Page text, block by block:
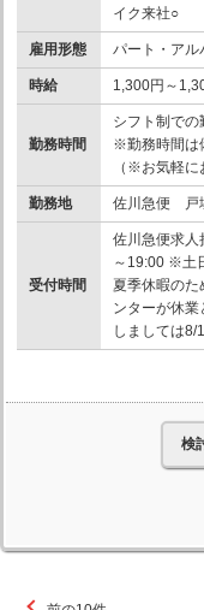
イク来社○
雇用形態 パート・アル
時給 1,300円～
勤務時間
シフト制での
※勤務時間は
（※お気軽に
勤務地 佐川急便 戸
受付時間
佐川急便求
～19:00 ※土
夏季休暇の
ンターが休
しましては8/
検